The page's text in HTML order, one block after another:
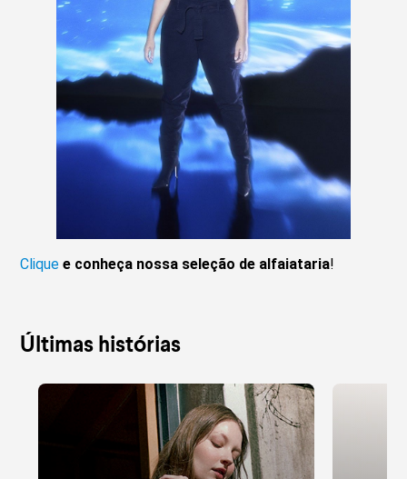
Clique e conheça nossa seleção de alfaiataria!
Últimas histórias